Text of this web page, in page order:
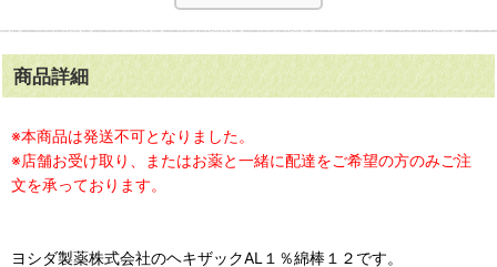
商品詳細
※本商品は発送不可となりました。
※店舗お受け取り、またはお薬と一緒に配達をご希望の方のみご注
文を承っております。
ヨシダ製薬株式会社のヘキザックAL１％綿棒１２です。